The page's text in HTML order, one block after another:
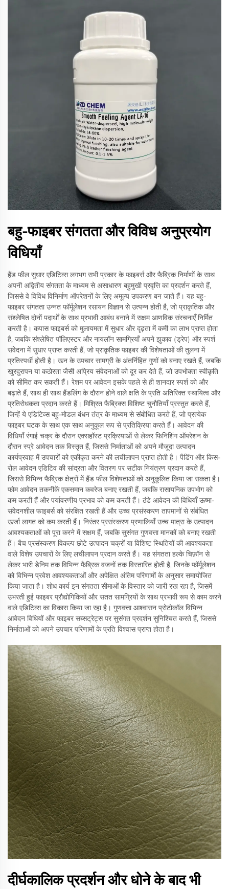
बहु-फाइबर संगतता और विविध अनुप्रयोग
विधियाँ
हैंड फील सुधार एडिटिव्स लगभग सभी प्रकार के फाइबर्स और फैब्रिक निर्माणों के साथ
अपनी अद्वितीय संगतता के माध्यम से असाधारण बहुमुखी प्रवृत्ति का प्रदर्शन करते हैं,
जिससे वे विविध विनिर्माण ऑपरेशनों के लिए अमूल्य उपकरण बन जाते हैं। यह बहु-
फाइबर संगतता उन्नत फॉर्मूलेशन रसायन विज्ञान से उत्पन्न होती है, जो प्राकृतिक और
संश्लेषित दोनों पदार्थों के साथ प्रभावी आबंध बनाने में सक्षम आणविक संरचनाएँ निर्मित
करती है। कपास फाइबर्स को मुलायमता में सुधार और दृढ़ता में कमी का लाभ प्राप्त होता
है, जबकि संश्लेषित पॉलिएस्टर और नायलॉन सामग्रियाँ अपने झुकाव (ड्रेप) और स्पर्श
संवेदना में सुधार प्राप्त करती हैं, जो प्राकृतिक फाइबर की विशेषताओं की तुलना में
प्रतिस्पर्धी होती है। ऊन के उपचार सामग्री के अंतर्निहित गुणों को बनाए रखते हैं, जबकि
खुरदुरापन या कठोरता जैसी अप्रिय संवेदनाओं को दूर कर देते हैं, जो उपभोक्ता स्वीकृति
को सीमित कर सकती हैं। रेशम पर आवेदन इसके पहले से ही शानदार स्पर्श को और
बढ़ाते हैं, साथ ही साथ हैंडलिंग के दौरान होने वाले क्षति के प्रति अतिरिक्त स्थायित्व और
प्रतिरोधकता प्रदान करते हैं। मिश्रित फैब्रिक्स विशिष्ट चुनौतियाँ प्रस्तुत करते हैं,
जिन्हें ये एडिटिव्स बहु-मोडल बंधन तंत्र के माध्यम से संबोधित करते हैं, जो प्रत्येक
फाइबर घटक के साथ एक साथ अनुकूल रूप से प्रतिक्रिया करते हैं। आवेदन की
विधियाँ रंगाई चक्र के दौरान एक्सहॉस्ट प्रक्रियाओं से लेकर फिनिशिंग ऑपरेशन के
दौरान स्प्रे आवेदन तक विस्तृत हैं, जिससे निर्माताओं को अपने मौजूदा उत्पादन
कार्यप्रवाह में उपचारों को एकीकृत करने की लचीलापन प्राप्त होती है। पैडिंग और किस-
रोल आवेदन एडिटिव की सांद्रता और वितरण पर सटीक नियंत्रण प्रदान करते हैं,
जिससे विभिन्न फैब्रिक क्षेत्रों में हैंड फील विशेषताओं को अनुकूलित किया जा सकता है।
फोम आवेदन तकनीकें एकसमान कवरेज बनाए रखती हैं, जबकि रासायनिक उपभोग को
कम करती हैं और पर्यावरणीय प्रभाव को कम करती हैं। ठंडे आवेदन की विधियाँ ऊष्मा-
संवेदनशील फाइबर्स को संरक्षित रखती हैं और उच्च प्रसंस्करण तापमानों से संबंधित
ऊर्जा लागत को कम करती हैं। निरंतर प्रसंस्करण प्रणालियाँ उच्च मात्रा के उत्पादन
आवश्यकताओं को पूरा करने में सक्षम हैं, जबकि सुसंगत गुणवत्ता मानकों को बनाए रखती
हैं। बैच प्रसंस्करण विकल्प छोटे उत्पादन चक्रों या विशिष्ट स्थितियों की आवश्यकता
वाले विशेष उपचारों के लिए लचीलापन प्रदान करते हैं। यह संगतता हल्के चिफ़ॉन से
लेकर भारी डेनिम तक विभिन्न फैब्रिक वजनों तक विस्तारित होती है, जिनके फॉर्मूलेशन
को विभिन्न प्रवेश आवश्यकताओं और अपेक्षित अंतिम परिणामों के अनुसार समायोजित
किया जाता है। शोध कार्य इन संगतता सीमाओं के विस्तार को जारी रख रहा है, जिसमें
उभरती हुई फाइबर प्रौद्योगिकियों और सतत सामग्रियों के साथ प्रभावी रूप से काम करने
वाले एडिटिव्स का विकास किया जा रहा है। गुणवत्ता आश्वासन प्रोटोकॉल विभिन्न
आवेदन विधियों और फाइबर सब्सट्रेट्स पर सुसंगत प्रदर्शन सुनिश्चित करते हैं, जिससे
निर्माताओं को अपने उपचार परिणामों के प्रति विश्वास प्राप्त होता है।
दीर्घकालिक प्रदर्शन और धोने के बाद भी